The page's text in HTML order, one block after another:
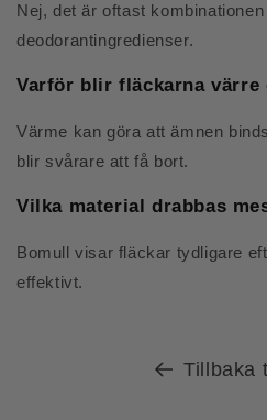
Nej, det är oftast
deodorantingredienser.
Varför blir fläckarna värre
Värme kan göra att ämnen
blir svårare att få bort.
Vilka material drabbas
Bomull visar fläckar tydligare
effektivt.
Tillbaka